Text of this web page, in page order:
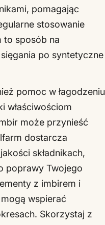
pomagając
stosowanie
to sposób na
po syntetyczne
pomoc w łagodzeniu
właściwościom
może przynieść
dostarcza
składnikach,
poprawy Twojego
z imbirem i
wspierać
Skorzystaj z